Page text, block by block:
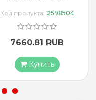
Код продукта: 2391938
9651.18 RUB
Купить